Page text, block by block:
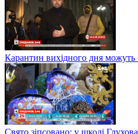
Карантин вихідного дня можуть
Свято зіпсовано: у школі